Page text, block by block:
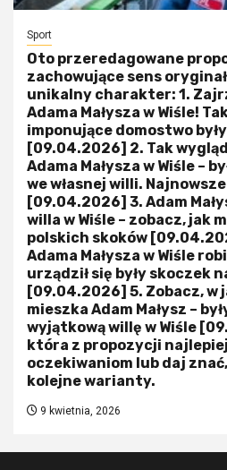
Sport
Oto przeredagowane
zachowujące sens
unikalny charakter: 1.
Adama Małysza w Wiśle!
imponujące domostwo
[09.04.2026] 2. Tak
Adama Małysza w Wiśle –
we własnej willi.
[09.04.2026] 3. Adam
willa w Wiśle – zobacz, jak
polskich skoków
Adama Małysza w Wiśle
urządził się były skoczek
[09.04.2026] 5. Zobacz,
mieszka Adam Małysz –
wyjątkową willę w Wiśle
która z propozycji
oczekiwaniom lub daj
kolejne warianty.
9 kwietnia, 2026